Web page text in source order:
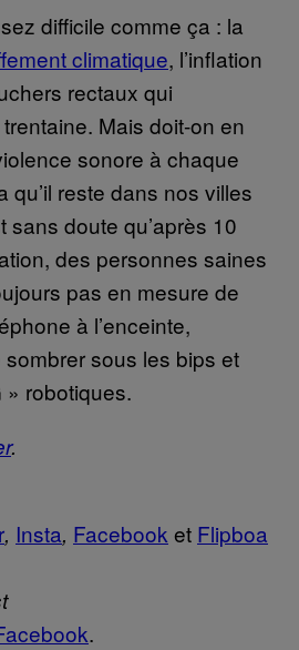
difficile comme ça : la
climatique, l’inflation
rectaux qui
Mais doit-on en
sonore à chaque
qu’il reste dans nos villes
sans doute qu’après 10
des personnes saines
pas en mesure de
à l’enceinte,
sous les bips et
» robotiques.
.
, Insta, Facebook et Flipboa
.